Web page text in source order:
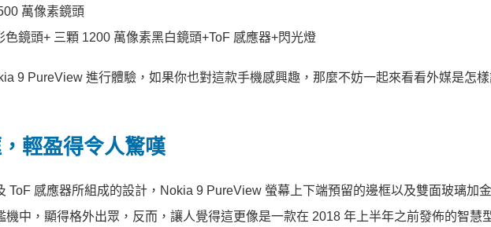
萬像素鏡頭
鏡頭+ 三顆 1200 萬像素黑白鏡頭+ToF 感應器+閃光燈
9 PureView 進行體驗，如果你也對這款手機感興趣，那麼不妨一起來看看外媒是怎
輕盈得令人驚嘆
ToF 感應器所組成的設計，Nokia 9 PureView 螢幕上下端預留的邊框以及雙面玻璃加
中，顯得格外出眾，反而，讓人覺得這更像是一款在 2018 年上半年之前發佈的智慧